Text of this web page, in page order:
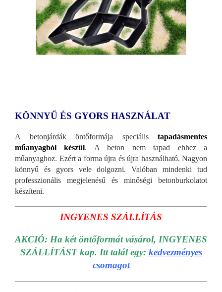
KÖNNYŰ ÉS GYORS HASZNÁLAT
A betonjárdák öntőformája speciális tapadásmentes
műanyagból készül. A beton nem tapad ehhez a
műanyaghoz. Ezért a forma újra és újra használható. Nagyon
könnyű és gyors vele dolgozni. Valóban mindenki tud
professzionális megjelenésű és minőségi betonburkolatot
készíteni.
INGYENES SZÁLLÍTÁS
AKCIÓ: Ha két öntőformát vásárol, INGYENES
SZÁLLÍTÁST kap. Itt talál egy: kedvezményes
csomagot